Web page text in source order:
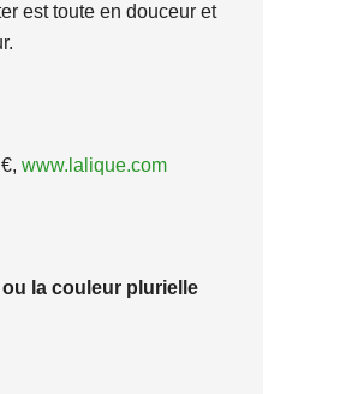
est toute en douceur et
www.lalique.com
ou la couleur plurielle